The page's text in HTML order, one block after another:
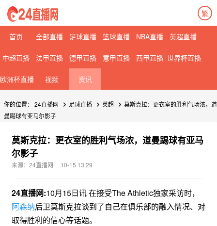
繁
首页 全部直播 足球直播 篮球直播 NBA直播 英超直播
中超直播 法甲直播 德甲直播 意甲直播 西甲直播 世界杯直播
欧洲杯直播 视频 资讯
你的位置： 24直播网 足球直播 英超
莫斯克拉：更衣室的胜利气场浓，道
曼踢球有亚马尔影子
莫斯克拉：更衣室的胜利气场浓，道曼踢球有亚马
尔影子
来源：24直播网 10-15 13:29
24直播网:10月15日讯 在接受The Athletic独家采访时，
阿森纳后卫莫斯克拉谈到了自己在俱乐部的融入情况、对
取得胜利的信心等话题。